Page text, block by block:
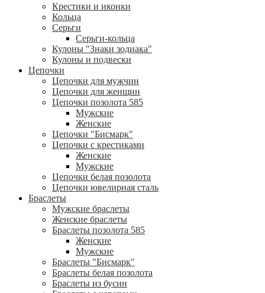
Крестики и иконки
Кольца
Серьги
Серьги-кольца
Кулоны "Знаки зодиака"
Кулоны и подвески
Цепочки
Цепочки для мужчин
Цепочки для женщин
Цепочки позолота 585
Мужские
Женские
Цепочки "Бисмарк"
Цепочки с крестиками
Женские
Мужские
Цепочки белая позолота
Цепочки ювелирная сталь
Браслеты
Мужские браслеты
Женские браслеты
Браслеты позолота 585
Женские
Мужские
Браслеты "Бисмарк"
Браслеты белая позолота
Браслеты из бусин